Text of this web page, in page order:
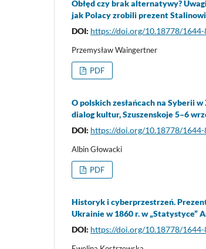
Obłęd czy brak alternatywy?
jak Polacy zrobili prezent
DOI: https://doi.org/10.18778/1644-
Przemysław Waingertner
PDF
O polskich zesłańcach na Syberii
dialog kultur, Szuszenskoje 5–6
DOI: https://doi.org/10.18778/1644-
Albin Głowacki
PDF
Historyk i cyberprzestrzeń.
Ukrainie w 1860 r. w „Statystyce”
DOI: https://doi.org/10.18778/1644-